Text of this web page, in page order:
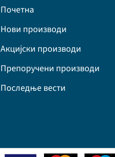
Почетна
Нови производи
Акцијски производи
Препоручени производи
Последње вести